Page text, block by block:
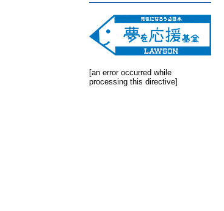
[an error occurred while
processing this directive]